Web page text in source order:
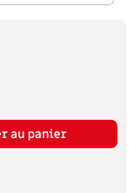
au panier